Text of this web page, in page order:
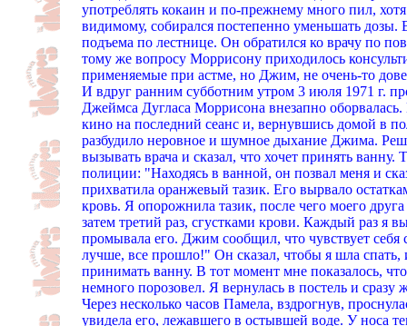
употреблять кокаин и по-прежнему много пил,
видимому, собирался постепенно уменьшать
подъема по лестнице. Он обратился ко врачу по
тому же вопросу Моррисону приходилось
применяемые при астме, но Джим, не очень-то
И вдруг ранним субботним утром 3 июля 1971 г.
Джеймса Дугласа Моррисона внезапно
кино на последний сеанс и, вернувшись домой в
разбудило неровное и шумное дыхание Джима.
вызывать врача и сказал, что хочет принять
полиции: "Находясь в ванной, он позвал меня и
прихватила оранжевый тазик. Его вырвало
кровь. Я опорожнила тазик, после чего моего
затем третий раз, сгустками крови. Каждый раз я
промывала его. Джим сообщил, что чувствует
лучше, все прошло!" Он сказал, чтобы я шла спать,
принимать ванну. В тот момент мне показалось,
немного порозовел. Я вернулась в постель и сразу
Через несколько часов Памела, вздрогнув,
увидела его, лежавшего в остывшей воде. У носа